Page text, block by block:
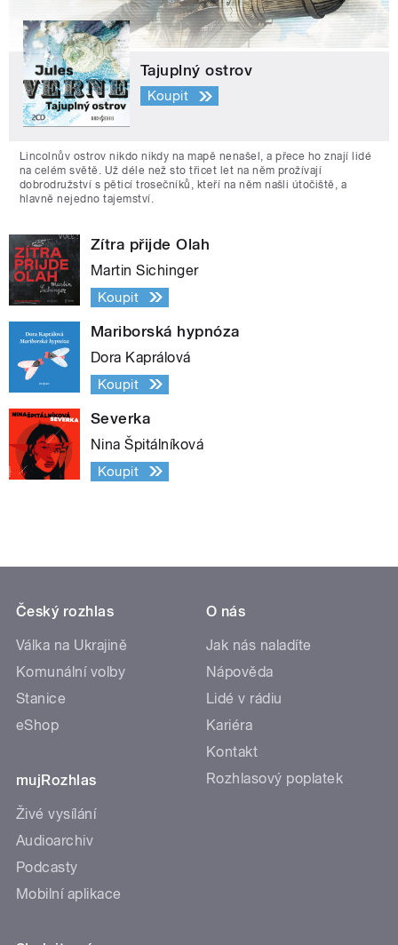
Tajuplný ostrov
Koupit
Lincolnův ostrov nikdo nikdy na mapě nenašel, a přece ho znají lidé
na celém světě. Už déle než sto třicet let na něm prožívají
dobrodružství s pěticí trosečníků, kteří na něm našli útočiště, a
hlavně nejedno tajemství.
Zítra přijde Olah
Martin Sichinger
Koupit
Mariborská hypnóza
Dora Kaprálová
Koupit
Severka
Nina Špitálníková
Koupit
Český rozhlas
Válka na Ukrajině
Komunální volby
Stanice
eShop
mujRozhlas
Živé vysílání
Audioarchiv
Podcasty
Mobilní aplikace
O nás
Jak nás naladíte
Nápověda
Lidé v rádiu
Kariéra
Kontakt
Rozhlasový poplatek